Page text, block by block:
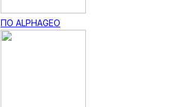
ПО ALPHAGEO